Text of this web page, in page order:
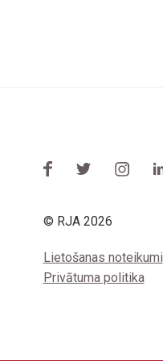
© RJA 2026
Lietošanas noteikumi
Privātuma politika